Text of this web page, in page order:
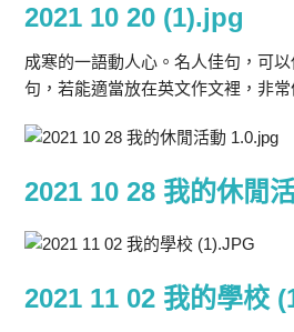
2021 10 20 (1).jpg
成寒的一語動人心。名人佳句，可
句，若能適當放在英文作文裡，非常
2021 10 28 我的休閒
2021 11 02 我的學校